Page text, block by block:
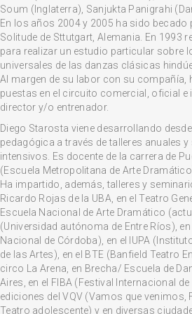
QUÉ ESTÁS
Soum (Inglaterra), Sanjukta Panigrahi
En los años 2004 y 2005 ha sido becado
Solitude de Sttutgart, Alemania. En 1993
para realizar un estudio particular sobre
universales de las danzas clásicas
Al margen de su labor con su compañía,
puestas en el circuito comercial, oficial e
director y/o entrenador.
Diego Starosta viene desarrollando
pedagógica a través de talleres anuales
intensivos. Es docente de la carrera de
(Escuela Metropolitana de Arte
Ha impartido, además, talleres y
Ricardo Rojas de la UBA, en el Teatro
Escuela Nacional de Arte Dramático
(Universidad autónoma de Entre Ríos),
Nacional de Córdoba), en el IUPA
de las Artes), en el BTE (Banfield Teatro
circo La Arena, en Brecha/ Escuela de
Aires, en el FIBA (Festival Internacional
ediciones del VQV (Vamos que venimos,
Teatro adolescente) y en diversas